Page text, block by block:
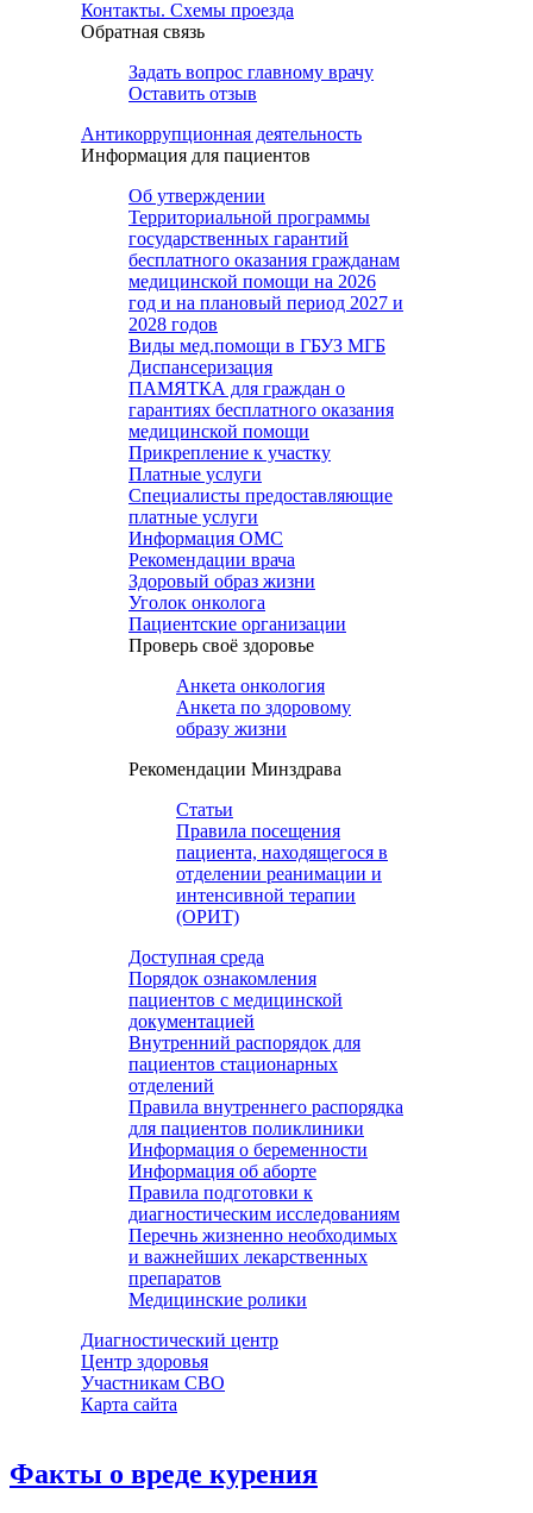
Контакты. Схемы проезда
Обратная связь
Задать вопрос главному врачу
Оставить отзыв
Антикоррупционная деятельность
Информация для пациентов
Об утверждении
Территориальной программы
государственных гарантий
бесплатного оказания гражданам
медицинской помощи на 2026
год и на плановый период 2027 и
2028 годов
Виды мед.помощи в ГБУЗ МГБ
Диспансеризация
ПАМЯТКА для граждан о
гарантиях бесплатного оказания
медицинской помощи
Прикрепление к участку
Платные услуги
Специалисты предоставляющие
платные услуги
Информация ОМС
Рекомендации врача
Здоровый образ жизни
Уголок онколога
Пациентские организации
Проверь своё здоровье
Анкета онкология
Анкета по здоровому
образу жизни
Рекомендации Минздрава
Статьи
Правила посещения
пациента, находящегося в
отделении реанимации и
интенсивной терапии
(ОРИТ)
Доступная среда
Порядок ознакомления
пациентов с медицинской
документацией
Внутренний распорядок для
пациентов стационарных
отделений
Правила внутреннего распорядка
для пациентов поликлиники
Информация о беременности
Информация об аборте
Правила подготовки к
диагностическим исследованиям
Перечнь жизненно необходимых
и важнейших лекарственных
препаратов
Медицинские ролики
Диагностический центр
Центр здоровья
Участникам СВО
Карта сайта
Факты о вреде курения